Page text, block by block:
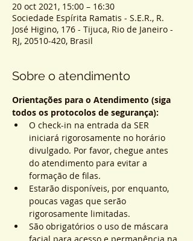
20 oct 2021, 15:00 – 16:30
Sociedade Espírita Ramatis - S.E.R., R.
José Higino, 176 - Tijuca, Rio de Janeiro -
RJ, 20510-420, Brasil
Sobre o atendimento
Orientações para o Atendimento (siga
todos os protocolos de segurança):
O check-in na entrada da SER
iniciará rigorosamente no horário
divulgado. Por favor, chegue antes
do atendimento para evitar a
formação de filas.
Estarão disponíveis, por enquanto,
poucas vagas que serão
rigorosamente limitadas.
São obrigatórios o uso de máscara